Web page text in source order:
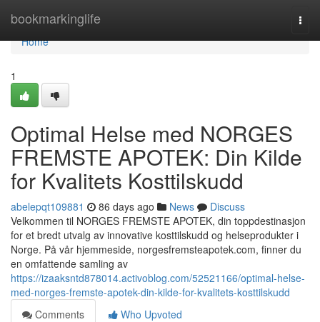
bookmarkinglife
Home
Home
1
Optimal Helse med NORGES
FREMSTE APOTEK: Din Kilde
for Kvalitets Kosttilskudd
abelepqt109881 86 days ago News
Discuss
Velkommen til NORGES FREMSTE APOTEK, din toppdestinasjon
for et bredt utvalg av innovative kosttilskudd og helseprodukter i
Norge. På vår hjemmeside, norgesfremsteapotek.com, finner du
en omfattende samling av
https://izaaksntd878014.activoblog.com/52521166/optimal-helse-
med-norges-fremste-apotek-din-kilde-for-kvalitets-kosttilskudd
Comments
Who Upvoted